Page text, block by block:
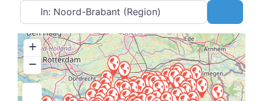
Near
+
−